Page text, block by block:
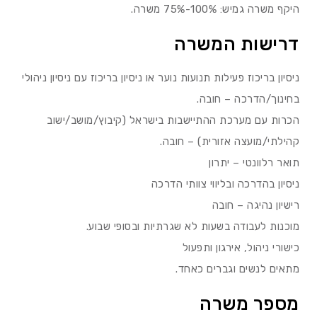
היקף משרה גמיש: 100%-75% משרה.
דרישות המשרה
ניסיון בריכוז פעילות תנועות נוער או ניסיון בריכוז עם ניסיון ניהולי
בחינוך/הדרכה – חובה.
הכרות עם מערכת ההתיישבות בישראל (קיבוץ/מושב/ישוב
קהילתי/מועצה אזורית) – חובה.
תואר רלוונטי – יתרון
ניסיון בהדרכה ובליווי צוותי הדרכה
רישיון נהיגה – חובה
מוכנות לעבודה בשעות לא שגרתיות ובסופי שבוע.
כישורי ניהול, אירגון ותפעול
מתאים לנשים וגברים כאחד.
מספר משרה